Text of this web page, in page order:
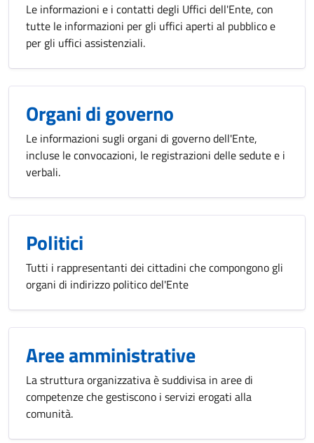
Le informazioni e i contatti degli Uffici dell'Ente, con
tutte le informazioni per gli uffici aperti al pubblico e
per gli uffici assistenziali.
Organi di governo
Le informazioni sugli organi di governo dell'Ente,
incluse le convocazioni, le registrazioni delle sedute e i
verbali.
Politici
Tutti i rappresentanti dei cittadini che compongono gli
organi di indirizzo politico del'Ente
Aree amministrative
La struttura organizzativa è suddivisa in aree di
competenze che gestiscono i servizi erogati alla
comunità.